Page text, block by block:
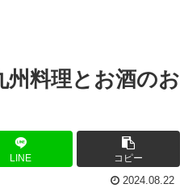
州料理とお酒のお
LINE コピー
2024.08.22